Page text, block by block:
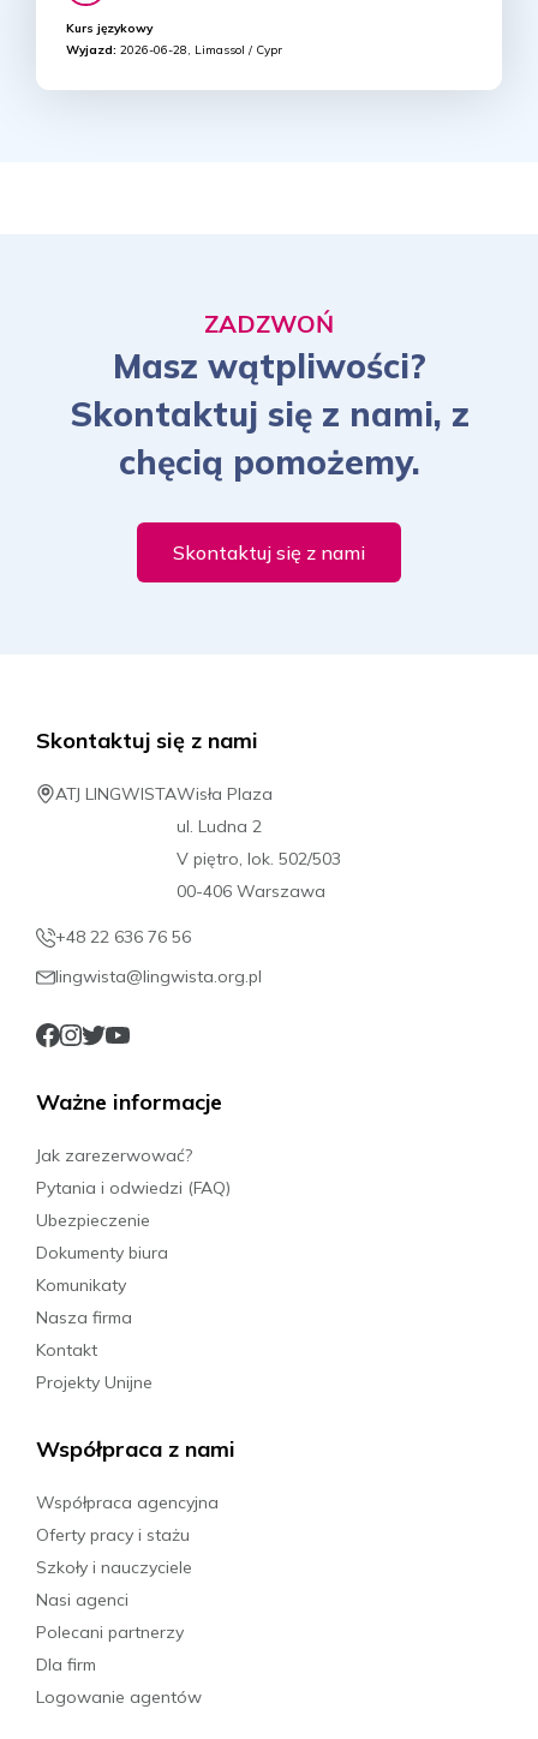
Kurs językowy
Wyjazd: 2026-06-28, Limassol / Cypr
ZADZWOŃ
Masz wątpliwości?
Skontaktuj się z nami, z
chęcią pomożemy.
Skontaktuj się z nami
Skontaktuj się z nami
ATJ LINGWISTAWisła Plaza
ul. Ludna 2
V piętro, lok. 502/503
00-406 Warszawa
+48 22 636 76 56
lingwista@lingwista.org.pl
Ważne informacje
Jak zarezerwować?
Pytania i odwiedzi (FAQ)
Ubezpieczenie
Dokumenty biura
Komunikaty
Nasza firma
Kontakt
Projekty Unijne
Współpraca z nami
Współpraca agencyjna
Oferty pracy i stażu
Szkoły i nauczyciele
Nasi agenci
Polecani partnerzy
Dla firm
Logowanie agentów